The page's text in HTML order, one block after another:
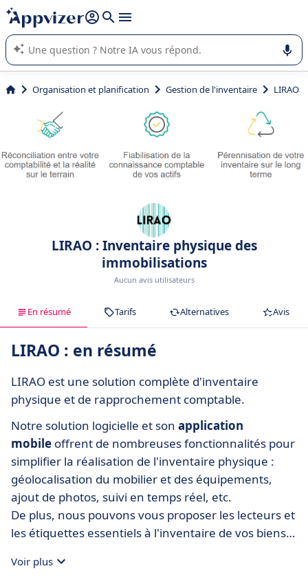
répondre (plusieurs lignes avec
L'IA de Appvizer vous guide dans l'utilisation ou la sélection de
logiciel SaaS en entreprise.
Organisation et planification Gestion de l'inventaire LIRAO
LIRAO : Inventaire physique des
immobilisations
Aucun avis utilisateurs
En résumé Tarifs Alternatives Avis
LIRAO : en résumé
LIRAO est une solution complète d'inventaire
physique et de rapprochement comptable.
Notre solution logicielle et son application
mobile offrent de nombreuses fonctionnalités pour
simplifier la réalisation de l'inventaire physique :
géolocalisation du mobilier et des équipements,
ajout de photos, suivi en temps réel, etc.
De plus, nous pouvons vous proposer les lecteurs et
les étiquettes essentiels à l'inventaire de vos biens
de votre projet : le Chef de Projet pilote, planifie,
Voir plus